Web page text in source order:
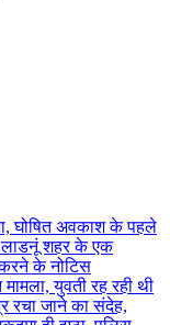
घोषित अवकाश के पहले
लाडनूं शहर के एक
करने के नोटिस
युवती रह रही थी
रचा जाने का संदेह,